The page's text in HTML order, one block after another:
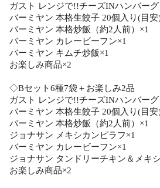
ガスト レンジで!!チーズINハンバー
バーミヤン 本格生餃子 20個入り(目安
バーミヤン 本格炒飯（約2人前）×1
バーミヤン カレービーフン×1
バーミヤン キムチ炒飯×1
お楽しみ商品×2
◇Bセット6種7袋＋お楽しみ2品
ガスト レンジで!!チーズINハンバー
バーミヤン 本格生餃子 20個入り(目安
バーミヤン 本格炒飯（約2人前）×1
ジョナサン メキシカンピラフ×1
バーミヤン カレービーフン×1
ジョナサン タンドリーチキン＆メキ
お楽しみ商品×2